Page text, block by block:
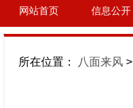
网站首页 信息公开
所在位置： 八面来风 >